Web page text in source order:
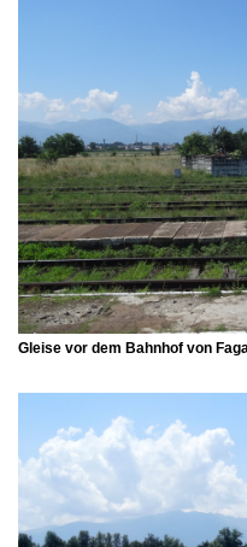
Gleise vor dem Bahnhof von